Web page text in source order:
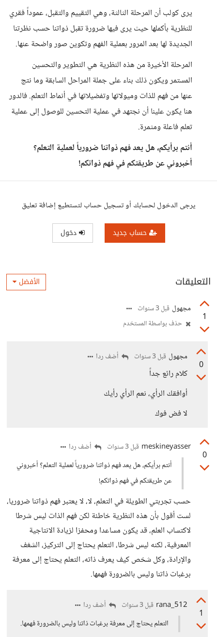
يرى كولب أن المرحلة الثالثة، وهي التقييم والتقبل، عموداً فقري
للنظرية بأكملها حيث يرى فيها ضرورة تقبل ذواتنا حسب نظرتنا
الجديدة لها بعد المرور بعملية الفهم وتكوين صور واضحة عنها.
المرحلة الأخيرة من هذه النظرية هي التطوير والتحسين
المستمر ويكون ذلك بناء على جملة المراحل السابقة وما نتج
عنها من فهم للذات وميولاتها وتفضيلاتها في أنماط التعلم. فالدور
هنا يكون علينا أن نجتهد في عملية التحسين للوصول إلى عملية
تعلم فاعلة ومثمرة.
أنتم برأيكم، هل يعد فهم ذواتنا ضرورياً لعملية التعلم؟
أخبروني عن طريقتكم في فهم ذواتكم!
يرجى الدخول لحسابك أو تسجيل حساب لتستطيع إضافة تعليق
حساب جديد دخول
التعليقات الأفضل
1
مجهول قبل 3 سنوات
حذف بواسطة المستخدم
0
مجهول قبل 3 سنوات أضف ردا
كلام رائع جداً
أوافقك الرأي، نعم الرأي رأيك
لا فض فوك
0
meskineyasser قبل 3 سنوات
أضف ردا
أنتم برأيكم، هل يعد فهم ذواتنا ضرورياً لعملية التعلم؟ أخبروني
عن طريقتكم في فهم ذواتكم!
حسب تجربتي الطويلة في التعلم، لا، لا يعتبر فهم ذواتنا ضروريا،
لست أقول بأن هذه النظرية خاطئة لكن فهم الذات ليس شرطا
لاكتساب العلم، قد يكون مساعدا ومحفزا لزيادة الانتاجية
المعرفية، لكنه ليس شرطا، التعلم يحتاج إلى التركيز، الشغف
والإرادة، وكل شخص كيف يعرف ذاته، التعلم يحتاج إلى معرفة
برغبات ذاتنا وليس بالضرورة فهمها.
1
rana_512 قبل 3 سنوات
أضف ردا
التعلم يحتاج إلى معرفة برغبات ذاتنا وليس بالضرورة فهمها.